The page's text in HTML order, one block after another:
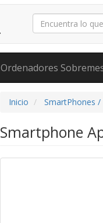
Ordenadores
Inicio SmartPhones
Smartphone